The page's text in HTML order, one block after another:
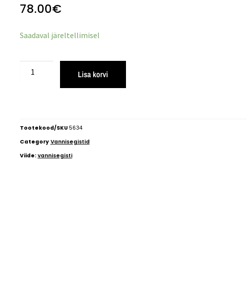
78.00€
Saadaval järeltellimisel
Lisa korvi
Tootekood/SKU 5634
Category Vannisegistid
Viide: vannisegisti